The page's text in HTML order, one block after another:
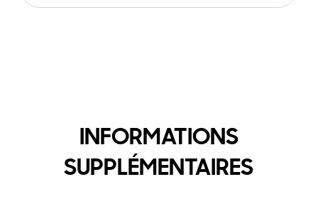
INFORMATIONS
SUPPLÉMENTAIRES